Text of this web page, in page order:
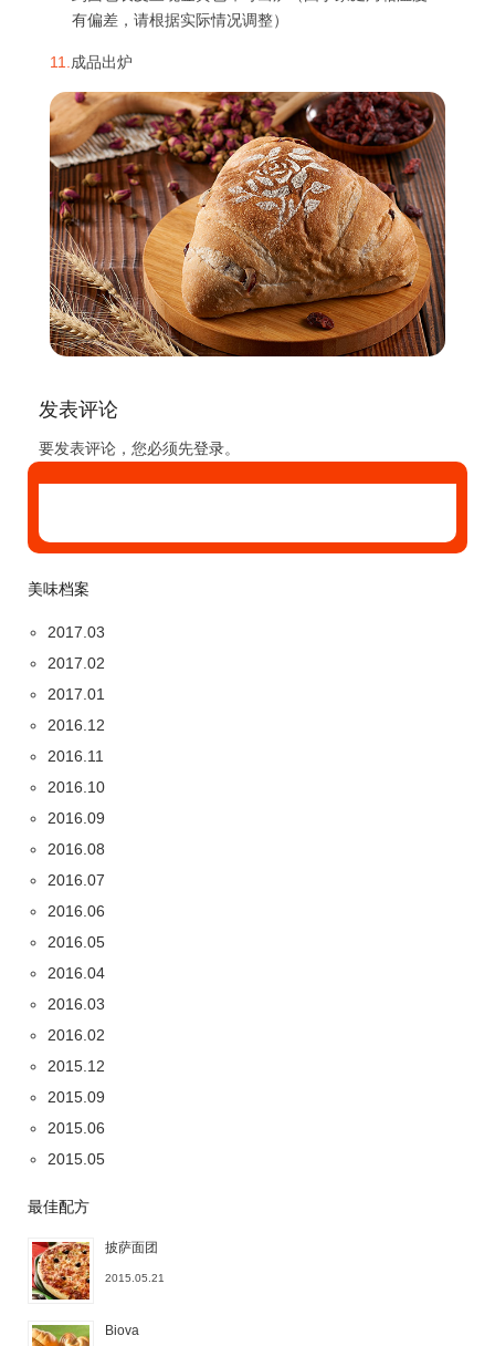
有偏差，请根据实际情况调整）
11. 成品出炉
发表评论
要发表评论，您必须先登录。
美味档案
2017.03
2017.02
2017.01
2016.12
2016.11
2016.10
2016.09
2016.08
2016.07
2016.06
2016.05
2016.04
2016.03
2016.02
2015.12
2015.09
2015.06
2015.05
最佳配方
披萨面团
2015.05.21
Biova